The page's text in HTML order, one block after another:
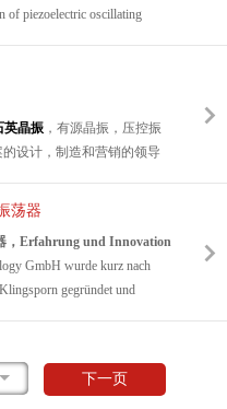
of piezoelectric oscillating
QuartzCom because of the
and the profound technical
it as our main task, to:
the-art frequency control
and our service offer.
、灵活性、短交付时间以及
们的主要任务是:
英晶振 ， 有源晶振 ， 压控振
设计，制造和营销的领导
电石英晶体、有源晶体、压
合成器、定时、导航、军
和解决方案的国际企业
合了经典的水晶,看到技术和
专业地帮助客户创新、改进和
荡器
，Erfahrung und Innovation
GmbH wurde kurz nach
gegründet und
auf hochwertigeres
der Erweiterung des Gesch?
下一页